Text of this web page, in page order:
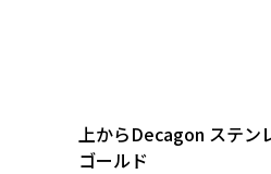
上からDecagon ステン
ゴールド